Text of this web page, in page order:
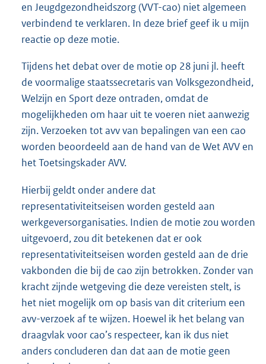
en Jeugdgezondheidszorg (VVT-cao) niet algemeen
verbindend te verklaren. In deze brief geef ik u mijn
reactie op deze motie.
Tijdens het debat over de motie op 28 juni jl. heeft
de voormalige staatssecretaris van Volksgezondheid,
Welzijn en Sport deze ontraden, omdat de
mogelijkheden om haar uit te voeren niet aanwezig
zijn. Verzoeken tot avv van bepalingen van een cao
worden beoordeeld aan de hand van de Wet AVV en
het Toetsingskader AVV.
Hierbij geldt onder andere dat
representativiteitseisen worden gesteld aan
werkgeversorganisaties. Indien de motie zou worden
uitgevoerd, zou dit betekenen dat er ook
representativiteitseisen worden gesteld aan de drie
vakbonden die bij de cao zijn betrokken. Zonder van
kracht zijnde wetgeving die deze vereisten stelt, is
het niet mogelijk om op basis van dit criterium een
avv-verzoek af te wijzen. Hoewel ik het belang van
draagvlak voor cao’s respecteer, kan ik dus niet
anders concluderen dan dat aan de motie geen